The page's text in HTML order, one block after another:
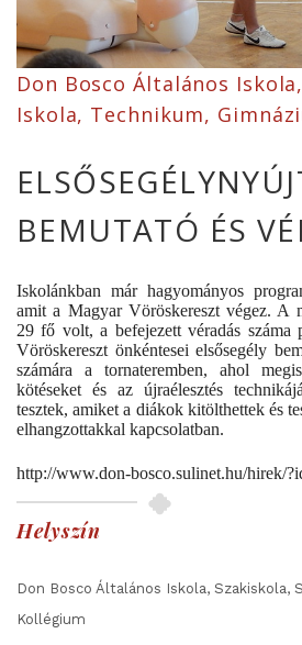
Don Bosco Általános
Iskola, Technikum,
BEMUTATÓ ÉS
Iskolánkban már hagyományos
amit a Magyar Vöröskereszt végez. A
29 fő volt, a befejezett véradás száma
Vöröskereszt önkéntesei elsősegély
számára a tornateremben, ahol
kötéseket és az újraélesztés
tesztek, amiket a diákok kitölthettek és
elhangzottakkal kapcsolatban.
http://www.don-bosco.sulinet.hu/hirek/
Helyszín
Don Bosco Általános Iskola, Szakiskola,
Kollégium